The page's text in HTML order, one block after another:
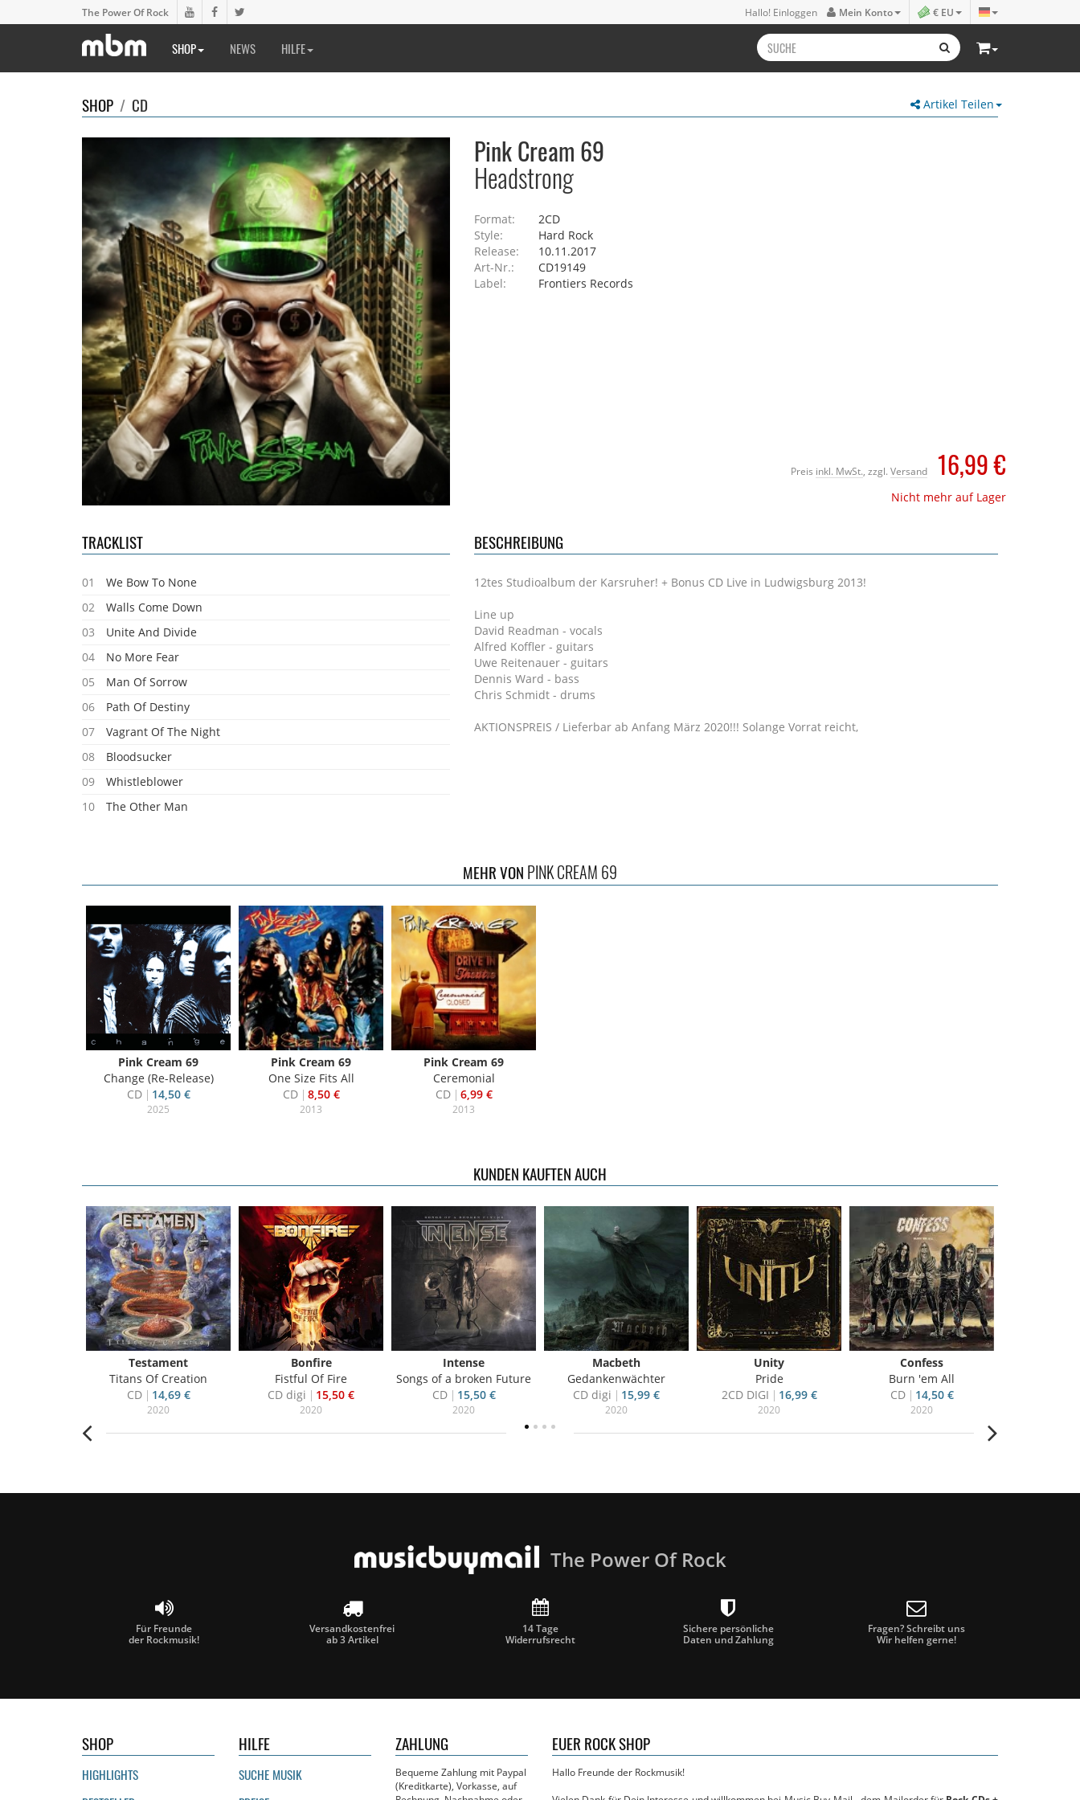
The Power Of Rock Hallo! Einloggen Mein Konto € EU
SHOP NEWS HILFE
Artikel Teilen
SHOP / CD
Pink Cream 69
Headstrong
Format:
2CD
Style:
Hard Rock
Release:
10.11.2017
Art-Nr.:
CD19149
Label:
Frontiers Records
Preis inkl. MwSt. , zzgl. Versand 16,99 €
Nicht mehr auf Lager
TRACKLIST
01
We Bow To None
02
Walls Come Down
03
Unite And Divide
04
No More Fear
05
Man Of Sorrow
06
Path Of Destiny
07
Vagrant Of The Night
08
Bloodsucker
09
Whistleblower
10
The Other Man
04
Do You Like It Like That
05
The Spirit
Livin' My Life For You
Wasted Years
Welcome The Night
09
Shame
BESCHREIBUNG
12tes Studioalbum der Karsruher! + Bonus CD Live in Ludwigsburg 2013!
Line up
David Readman - vocals
Alfred Koffler - guitars
Uwe Reitenauer - guitars
Dennis Ward - bass
Chris Schmidt - drums
AKTIONSPREIS / Lieferbar ab Anfang März 2020!!! Solange Vorrat reicht,
MEHR VON PINK CREAM 69
Pink Cream 69
Change (Re-Release)
CD
14,50 €
2025
Pink Cream 69
One Size Fits All
CD
8,50 €
2013
Pink Cream 69
Ceremonial
CD
6,99 €
2013
KUNDEN KAUFTEN AUCH
Testament
Titans Of Creation
CD
14,69 €
2020
Bonfire
Fistful Of Fire
CD digi
15,50 €
2020
Intense
Songs of a broken Future
CD
15,50 €
2020
Macbeth
Gedankenwächter
CD digi
15,99 €
2020
Unity
Pride
2CD DIGI
16,99 €
2020
Confess
Burn 'em All
CD
14,50 €
2020
The Power Of Rock
Für Freunde
der Rockmusik!
Versandkostenfrei
ab 3 Artikel
14 Tage
Widerrufsrecht
Sichere persönliche
Daten und Zahlung
Fragen? Schreibt uns
Wir helfen gerne!
SHOP
HIGHLIGHTS
HILFE
SUCHE MUSIK
ZAHLUNG
Bequeme Zahlung mit Paypal
(Kreditkarte), Vorkasse, auf
EUER ROCK SHOP
Hallo Freunde der Rockmusik!